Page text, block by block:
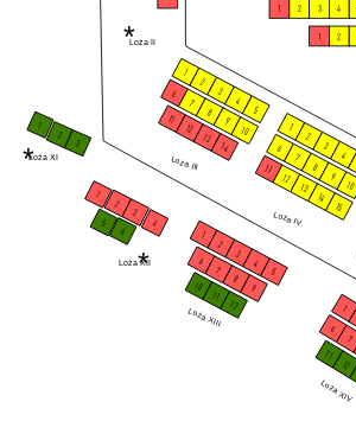
Loża IV
Loża III
Loża II
Loża XIV
Loża XIII
Loża XII
Loża XI
*
*
*
1 2 3 4
1 2
1
2
3
4
5
6
7
8
9
10
11
12
13
14
1
2
3
4
1
6
7
8
9
10
1
2
3
11
12
13
14
15
2
3
4
5
1
2
3
4
5
6
6
7
8
9
10
11
12
1
6
7
11
12